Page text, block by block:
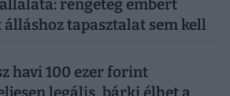
rengeteg embert
álláshoz tapasztalat sem kell
havi 100 ezer forint
legális, bárki élhet a